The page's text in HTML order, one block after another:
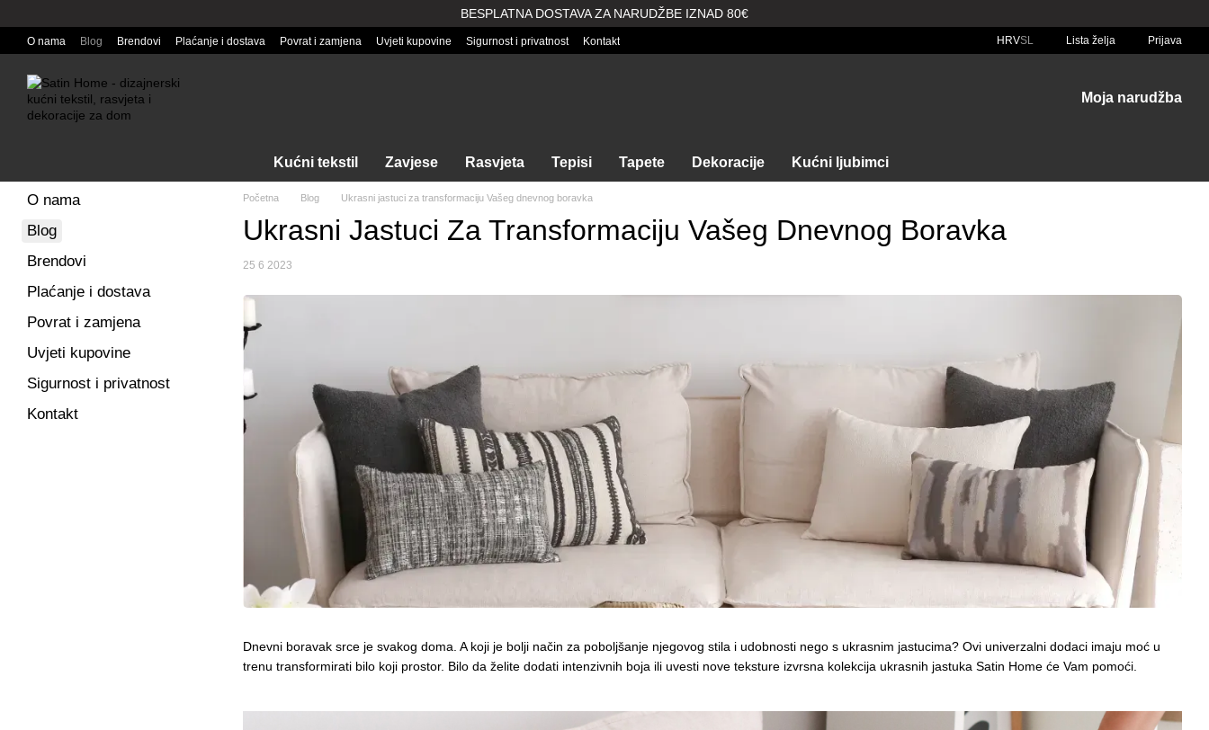
BESPLATNA DOSTAVA ZA NARUDŽBE IZNAD 80€
O nama Blog Brendovi Plaćanje i dostava Povrat i zamjena Uvjeti kupovine Sigurnost i privatnost Kontakt HRVSL Lista želja Prijava
Moja narudžba
Kućni tekstil Zavjese Rasvjeta Tepisi Tapete Dekoracije Kućni ljubimci
Početna Blog Ukrasni jastuci za transformaciju Vašeg dnevnog boravka
Ukrasni Jastuci Za Transformaciju Vašeg Dnevnog Boravka
25 6 2023
Dnevni boravak srce je svakog doma. A koji je bolji način za poboljšanje njegovog stila i udobnosti nego s ukrasnim jastucima? Ovi univerzalni dodaci imaju moć u
trenu transformirati bilo koji prostor. Bilo da želite dodati intenzivnih boja ili uvesti nove teksture izvrsna kolekcija ukrasnih jastuka Satin Home će Vam pomoći.
O nama
Blog
Brendovi
Plaćanje i dostava
Povrat i zamjena
Uvjeti kupovine
Sigurnost i privatnost
Kontakt